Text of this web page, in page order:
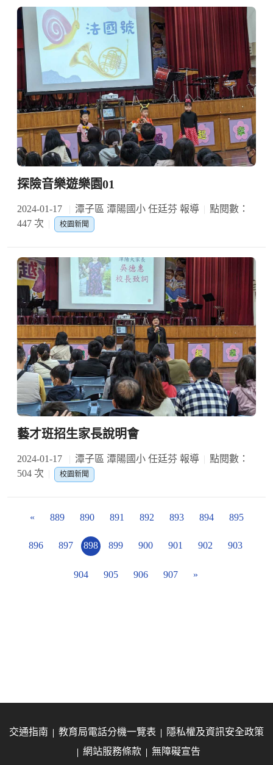
探險音樂遊樂園01
2024-01-17 潭子區 潭陽國小 任廷芬 報導
點閱數：
447 次
校園新聞
藝才班招生家長說明會
2024-01-17 潭子區 潭陽國小 任廷芬 報導
點閱數：
504 次
校園新聞
« 889 890 891 892 893 894 895
896 897 898 899 900 901 902 903
904 905 906 907 »
交通指南 教育局電話分機一覽表
隱私權及資訊安全政策
網站服務條款
無障礙宣告